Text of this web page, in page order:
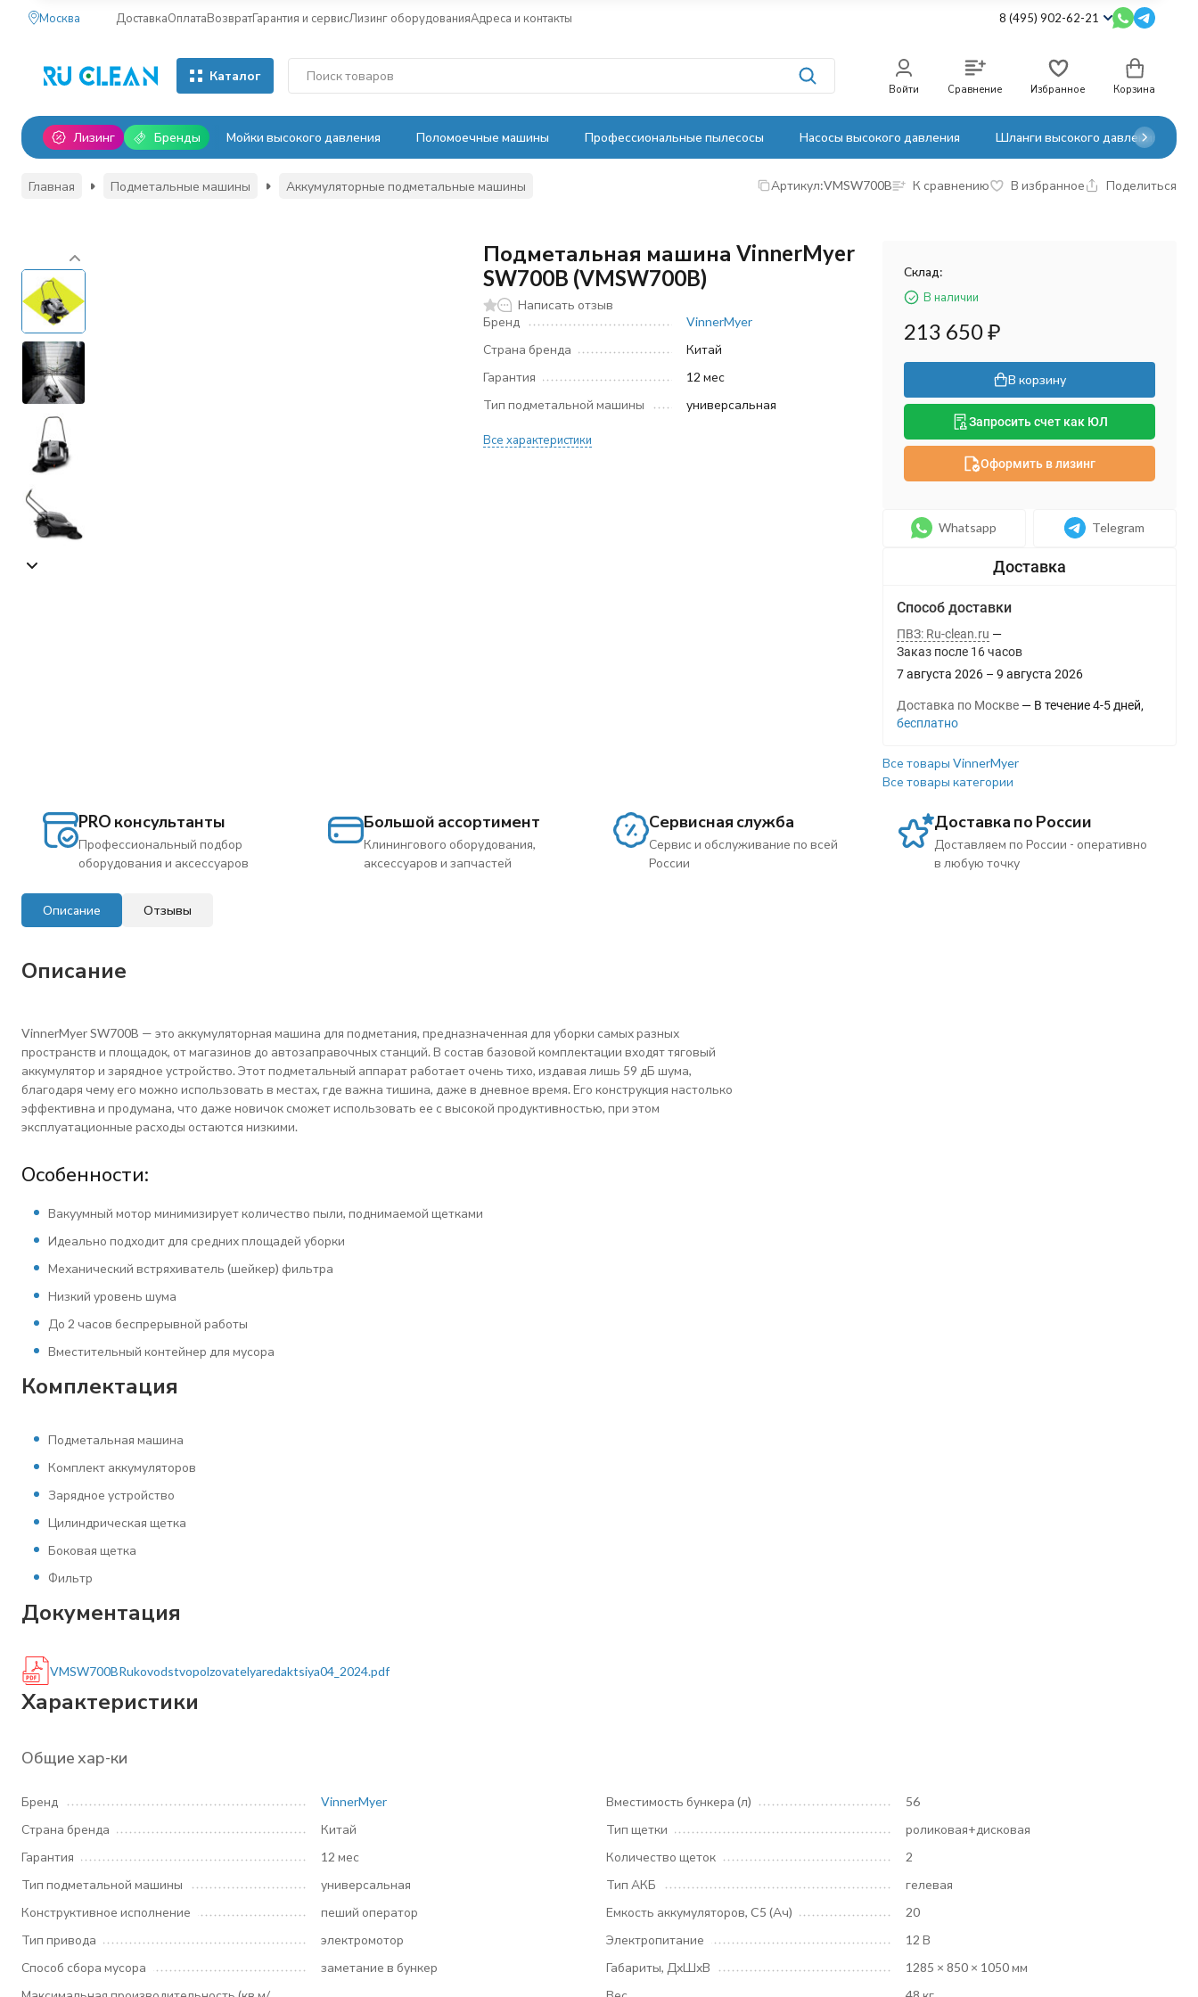
Москва ДоставкаОплатаВозвратГарантия и сервисЛизинг оборудованияАдреса и контакты 8 (495) 902-62-21
Каталог
Войти Сравнение Избранное Корзина
Лизинг Бренды Мойки высокого давления Поломоечные машины Профессиональные пылесосы Насосы высокого давления Шланги высокого давления
Главная Подметальные машины Аккумуляторные подметальные машины Артикул:VMSW700B К сравнению В избранное Поделиться
Подметальная машина VinnerMyer
SW700B (VMSW700B)
Написать отзыв
Бренд
VinnerMyer
Страна бренда
Китай
Гарантия
12 мес
Тип подметальной машины
универсальная
Все характеристики
Склад:
В наличии
213 650₽
В корзину
Запросить счет как ЮЛ
Оформить в лизинг
Whatsapp Telegram
Способ доставки
ПВЗ: Ru-clean.ru
Заказ после 16часов
7 августа 2026 – 9 августа 2026
Доставка по Москве В течение4-5 дней
Бесплатно
Все товары VinnerMyer
Все товары категории
PRO консультанты
Профессиональный подбор
оборудования и аксессуаров
Большой ассортимент
Клинингового оборудования,
аксессуаров и запчастей
Сервисная служба
Сервис и обслуживание по всей
России
Доставка по России
Доставляем по России - оперативно
в любую точку
Описание Отзывы
Описание
VinnerMyer SW700B — это аккумуляторная машина для подметания, предназначенная для уборки самых разных
пространств и площадок, от магазинов до автозаправочных станций. В состав базовой комплектации входят тяговый
аккумулятор и зарядное устройство. Этот подметальный аппарат работает очень тихо, издавая лишь 59 дБ шума,
благодаря чему его можно использовать в местах, где важна тишина, даже в дневное время. Его конструкция настолько
эффективна и продумана, что даже новичок сможет использовать ее с высокой продуктивностью, при этом
эксплуатационные расходы остаются низкими.
Особенности:
Вакуумный мотор минимизирует количество пыли, поднимаемой щетками
Идеально подходит для средних площадей уборки
Механический встряхиватель (шейкер) фильтра
Низкий уровень шума
До 2 часов беспрерывной работы
Вместительный контейнер для мусора
Комплектация
Подметальная машина
Комплект аккумуляторов
Зарядное устройство
Цилиндрическая щетка
Боковая щетка
Фильтр
Документация
VMSW700BRukovodstvopolzovatelyaredaktsiya04_2024.pdf
Характеристики
Общие хар-ки
Бренд
VinnerMyer
Страна бренда
Китай
Гарантия
12 мес
Тип подметальной машины
универсальная
Конструктивное исполнение
пеший оператор
Тип привода
электромотор
Способ сбора мусора
заметание в бункер
Вместимость бункера (л)
56
Тип щетки
роликовая+дисковая
Количество щеток
2
Тип АКБ
гелевая
Емкость аккумуляторов, C5 (Ач)
20
Электропитание
12 В
Габариты, ДхШхВ
1285 × 850 × 1050 мм